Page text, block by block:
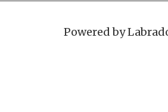
Powered by